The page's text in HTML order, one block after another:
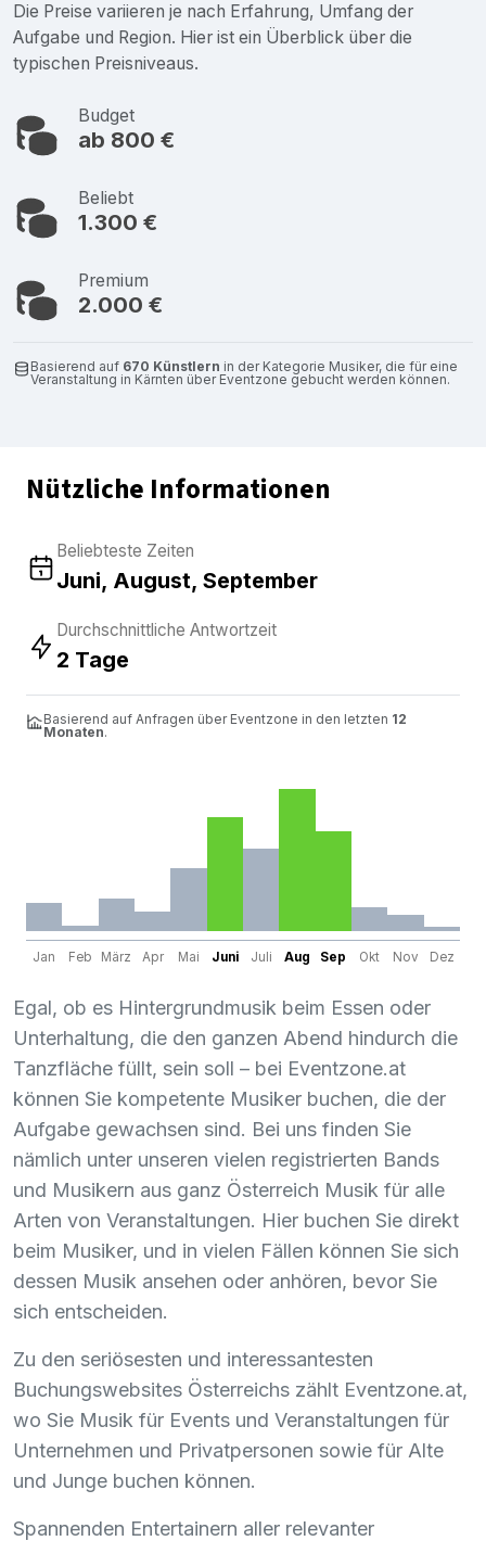
Die Preise variieren je nach Erfahrung, Umfang der
Aufgabe und Region. Hier ist ein Überblick über die
typischen Preisniveaus.
Budget
ab 800 €
Beliebt
1.300 €
Premium
2.000 €
Basierend auf 670 Künstlern in der Kategorie Musiker, die für eine
Veranstaltung in Kärnten über Eventzone gebucht werden können.
Nützliche Informationen
Beliebteste Zeiten
Juni, August, September
Durchschnittliche Antwortzeit
2 Tage
Basierend auf Anfragen über Eventzone in den letzten 12
Monaten.
Jan Feb März Apr Mai Juni Juli Aug Sep Okt Nov Dez
Egal, ob es Hintergrundmusik beim Essen oder
Unterhaltung, die den ganzen Abend hindurch die
Tanzfläche füllt, sein soll – bei Eventzone.at
können Sie kompetente Musiker buchen, die der
Aufgabe gewachsen sind. Bei uns finden Sie
nämlich unter unseren vielen registrierten Bands
und Musikern aus ganz Österreich Musik für alle
Arten von Veranstaltungen. Hier buchen Sie direkt
beim Musiker, und in vielen Fällen können Sie sich
dessen Musik ansehen oder anhören, bevor Sie
sich entscheiden.
Zu den seriösesten und interessantesten
Buchungswebsites Österreichs zählt Eventzone.at,
wo Sie Musik für Events und Veranstaltungen für
Unternehmen und Privatpersonen sowie für Alte
und Junge buchen können.
Spannenden Entertainern aller relevanter